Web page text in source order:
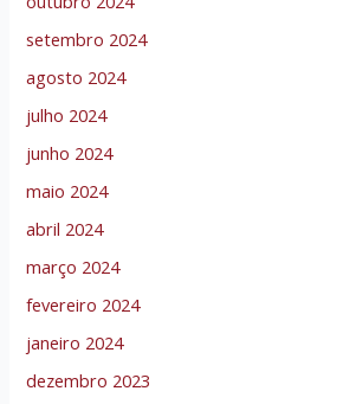
setembro 2024
agosto 2024
julho 2024
junho 2024
maio 2024
abril 2024
março 2024
fevereiro 2024
janeiro 2024
dezembro 2023